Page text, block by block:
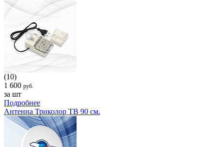
(10)
1 600 руб.
за шт
Подробнее
Антенна Триколор ТВ 90 см.